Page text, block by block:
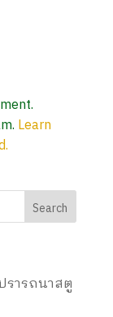
Learn
รารถนาสตู